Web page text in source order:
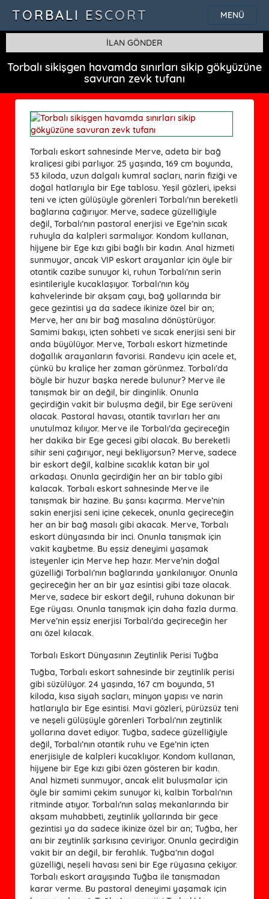
MENÜ
TORBALI ESCORT
İLAN GÖNDER
Torbalı sikişgen havamda sınırları sikip gökyüzüne
savuran zevk tufanı
Torbalı eskort sahnesinde Merve, adeta bir bağ
kraliçesi gibi parlıyor. 25 yaşında, 169 cm boyunda,
53 kiloda, uzun dalgalı kumral saçları, narin fiziği ve
doğal hatlarıyla bir Ege tablosu. Yeşil gözleri, ipeksi
teni ve içten gülüşüyle görenleri Torbalı’nın bereketli
bağlarına çağırıyor. Merve, sadece güzelliğiyle
değil, Torbalı’nın pastoral enerjisi ve Ege’nin sıcak
ruhuyla da kalpleri sarmalıyor. Kondom kullanan,
hijyene bir Ege kızı gibi bağlı bir kadın. Anal hizmeti
sunmuyor, ancak VIP eskort arayanlar için öyle bir
otantik cazibe sunuyor ki, ruhun Torbalı’nın serin
esintileriyle kucaklaşıyor. Torbalı’nın köy
kahvelerinde bir akşam çayı, bağ yollarında bir
gece gezintisi ya da sadece ikinize özel bir an;
Merve, her anı bir bağ masalına dönüştürüyor.
Samimi bakışı, içten sohbeti ve sıcak enerjisi seni bir
anda büyülüyor. Merve, Torbalı eskort hizmetinde
doğallık arayanların favorisi. Randevu için acele et,
çünkü bu kraliçe her zaman görünmez. Torbalı’da
böyle bir huzur başka nerede bulunur? Merve ile
tanışmak bir an değil, bir dinginlik. Onunla
geçirdiğin vakit bir buluşma değil, bir Ege serüveni
olacak. Pastoral havası, otantik tavırları her anı
unutulmaz kılıyor. Merve ile Torbalı’da geçireceğin
her dakika bir Ege gecesi gibi olacak. Bu bereketli
sihir seni çağırıyor, neyi bekliyorsun? Merve, sadece
bir eskort değil, kalbine sıcaklık katan bir yol
arkadaşı. Onunla geçirdiğin her an bir tablo gibi
kalacak. Torbalı eskort sahnesinde Merve ile
tanışmak bir hazine. Bu şansı kaçırma. Merve’nin
sakin enerjisi seni içine çekecek, onunla geçireceğin
her an bir bağ masalı gibi akacak. Merve, Torbalı
eskort dünyasında bir inci. Onunla tanışmak için
vakit kaybetme. Bu eşsiz deneyimi yaşamak
isteyenler için Merve hep hazır. Merve’nin doğal
güzelliği Torbalı’nın bağlarında yankılanıyor. Onunla
geçireceğin her an bir yaz esintisi gibi taze olacak.
Merve, sadece bir eskort değil, ruhuna dokunan bir
Ege rüyası. Onunla tanışmak için daha fazla durma.
Merve’nin eşsiz enerjisi Torbalı’da geçireceğin her
anı özel kılacak.
Torbalı Eskort Dünyasının Zeytinlik Perisi Tuğba
Tuğba, Torbalı eskort sahnesinde bir zeytinlik perisi
gibi süzülüyor. 24 yaşında, 167 cm boyunda, 51
kiloda, kısa siyah saçları, minyon yapısı ve narin
hatlarıyla bir Ege esintisi. Mavi gözleri, pürüzsüz teni
ve neşeli gülüşüyle görenleri Torbalı’nın zeytinlik
yollarına davet ediyor. Tuğba, sadece güzelliğiyle
değil, Torbalı’nın otantik ruhu ve Ege’nin içten
enerjisiyle de kalpleri kucaklıyor. Kondom kullanan,
hijyene bir Ege kızı gibi özen gösteren bir kadın.
Anal hizmeti sunmuyor, ancak elit buluşmalar için
öyle bir samimi çekim sunuyor ki, kalbin Torbalı’nın
ritminde atıyor. Torbalı’nın salaş mekanlarında bir
akşam muhabbeti, zeytinlik yollarında bir gece
gezintisi ya da sadece ikinize özel bir an; Tuğba, her
anı bir zeytinlik şarkısına çeviriyor. Onunla geçirdiğin
vakit bir an değil, bir ferahlık. Tuğba’nın doğal
güzelliği, neşeli havası seni bir Ege rüyasına çekiyor.
Torbalı eskort arayışında Tuğba ile tanışmadan
karar verme. Bu pastoral deneyimi yaşamak için